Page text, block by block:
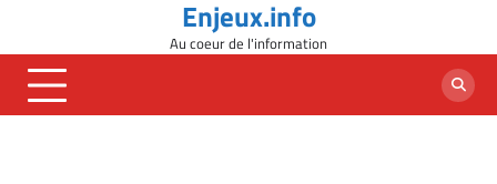
content
Enjeux.info
Au coeur de l'information